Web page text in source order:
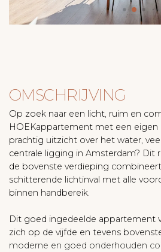
OMSCHRIJVING
Op zoek naar een licht, ruim en
HOEKappartement met een eigen
prachtig uitzicht over het water,
centrale ligging in Amsterdam? Dit
de bovenste verdieping
schitterende lichtinval met alle
binnen handbereik.
Dit goed ingedeelde appartement
zich op de vijfde en tevens
moderne en goed onderhouden